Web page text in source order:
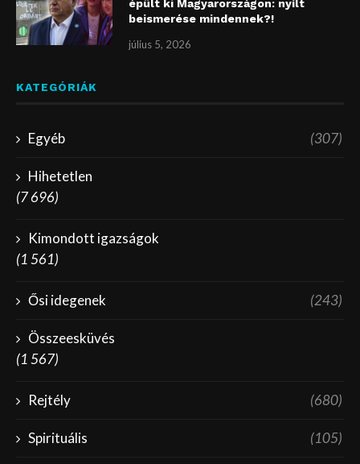
épült ki Magyarországon: nyílt
beismerése mindennek?!
július 5, 2026
KATEGÓRIÁK
Egyéb (307)
Hihetetlen
(7 696)
Kimondott igazságok
(1 561)
Ősi idegenek (243)
Összeesküvés
(1 567)
Rejtély (680)
Spirituális (105)